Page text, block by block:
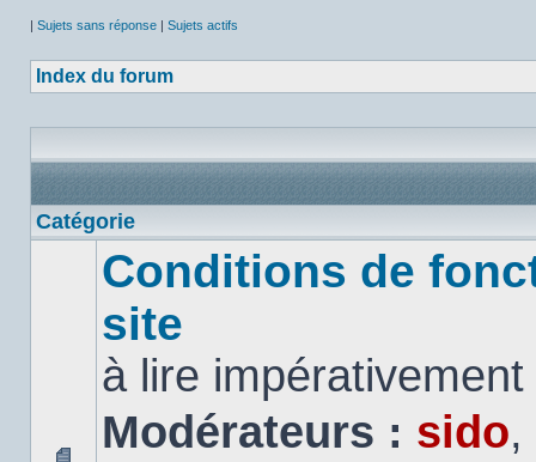
| Sujets sans réponse | Sujets actifs
Index du forum
Catégorie
Conditions de
site
à lire impérativement
Modérateurs : sido,